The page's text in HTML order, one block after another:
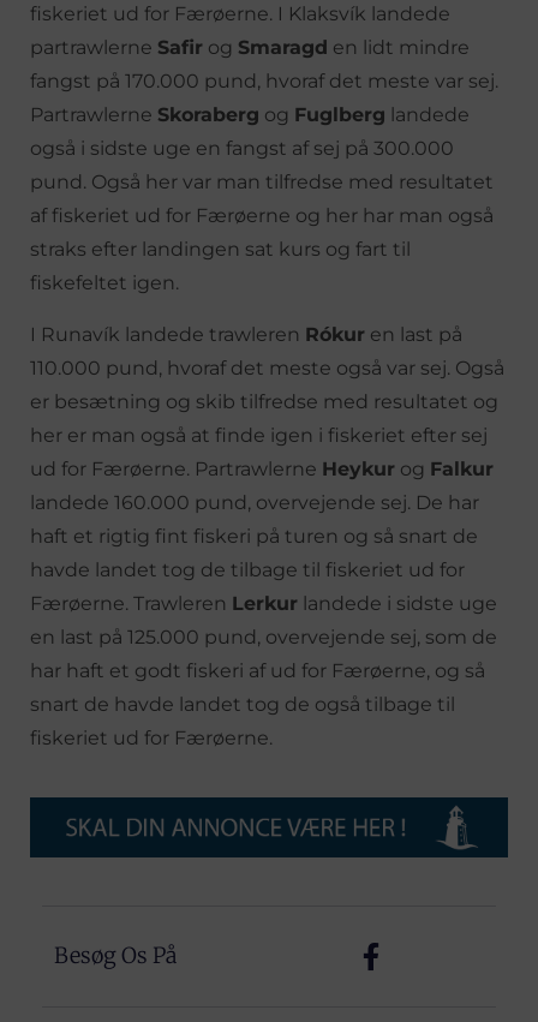
fiskeriet ud for Færøerne. I Klaksvík landede
partrawlerne Safir og Smaragd en lidt mindre
fangst på 170.000 pund, hvoraf det meste var sej.
Partrawlerne Skoraberg og Fuglberg landede
også i sidste uge en fangst af sej på 300.000
pund. Også her var man tilfredse med resultatet
af fiskeriet ud for Færøerne og her har man også
straks efter landingen sat kurs og fart til
fiskefeltet igen.
I Runavík landede trawleren Rókur en last på
110.000 pund, hvoraf det meste også var sej. Også
er besætning og skib tilfredse med resultatet og
her er man også at finde igen i fiskeriet efter sej
ud for Færøerne. Partrawlerne Heykur og Falkur
landede 160.000 pund, overvejende sej. De har
haft et rigtig fint fiskeri på turen og så snart de
havde landet tog de tilbage til fiskeriet ud for
Færøerne. Trawleren Lerkur landede i sidste uge
en last på 125.000 pund, overvejende sej, som de
har haft et godt fiskeri af ud for Færøerne, og så
snart de havde landet tog de også tilbage til
fiskeriet ud for Færøerne.
Besøg Os På